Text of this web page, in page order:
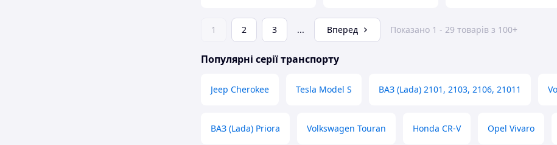
1 2 3 ... Вперед Показано 1 - 29 товарів з 100+
Популярні серії транспорту
Jeep Cherokee Tesla Model S ВАЗ (Lada) 2101, 2103, 2106, 21011
ВАЗ (Lada) Priora Volkswagen Touran Honda CR-V Opel Vivaro